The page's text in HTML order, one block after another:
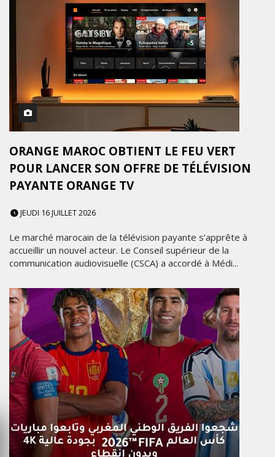
ORANGE MAROC OBTIENT LE FEU VERT
POUR LANCER SON OFFRE DE TÉLÉVISION
PAYANTE ORANGE TV
JEUDI 16 JUILLET 2026
Le marché marocain de la télévision payante s’apprête à
accueillir un nouvel acteur. Le Conseil supérieur de la
communication audiovisuelle (CSCA) a accordé à Médi...